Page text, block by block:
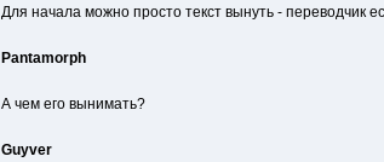
Для начала можно просто текст вынуть - переводчик
Pantamorph
А чем его вынимать?
Guyver